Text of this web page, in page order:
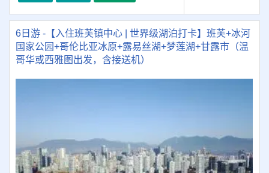
6日游 -【入住班芙镇中心 | 世界级湖泊打卡】班芙+冰河
国家公园+哥伦比亚冰原+露易丝湖+梦莲湖+甘露市（温
哥华或西雅图出发，含接送机）